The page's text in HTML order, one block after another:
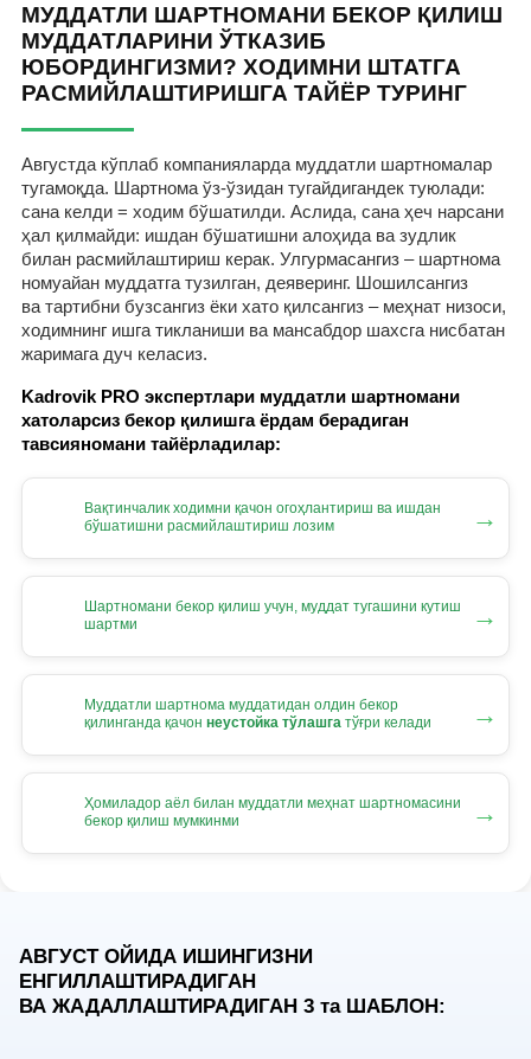
МУДДАТЛИ ШАРТНОМАНИ БЕКОР ҚИЛИШ
МУДДАТЛАРИНИ ЎТКАЗИБ
ЮБОРДИНГИЗМИ? ХОДИМНИ ШТАТГА
РАСМИЙЛАШТИРИШГА ТАЙЁР ТУРИНГ
Августда кўплаб компанияларда муддатли шартномалар
тугамоқда. Шартнома ўз-ўзидан тугайдигандек туюлади:
сана келди = ходим бўшатилди. Аслида, сана ҳеч нарсани
ҳал қилмайди: ишдан бўшатишни алоҳида ва зудлик
билан расмийлаштириш керак. Улгурмасангиз – шартнома
номуайан муддатга тузилган, деяверинг. Шошилсангиз
ва тартибни бузсангиз ёки хато қилсангиз – меҳнат низоси,
ходимнинг ишга тикланиши ва мансабдор шахсга нисбатан
жаримага дуч келасиз.
Kadrovik PRO экспертлари муддатли шартномани
хатоларсиз бекор қилишга ёрдам берадиган
тавсияномани тайёрладилар:
Вақтинчалик ходимни қачон огоҳлантириш ва ишдан
бўшатишни расмийлаштириш лозим
→
Шартномани бекор қилиш учун, муддат тугашини кутиш
шартми
→
Муддатли шартнома муддатидан олдин бекор
қилинганда қачон неустойка тўлашга тўғри келади →
Ҳомиладор аёл билан муддатли меҳнат шартномасини
бекор қилиш мумкинми
→
АВГУСТ ОЙИДА ИШИНГИЗНИ
ЕНГИЛЛАШТИРАДИГАН
ВА ЖАДАЛЛАШТИРАДИГАН 3 таШАБЛОН: